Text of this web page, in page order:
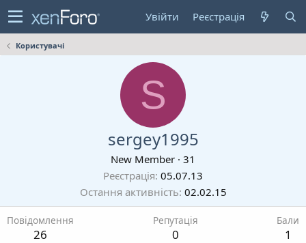
Увійти Реєстрація
Користувачі
S
sergey1995
New Member · 31
Реєстрація 05.07.13
Остання активність 02.02.15
Повідомлення
26
Репутація
0
Бали
1